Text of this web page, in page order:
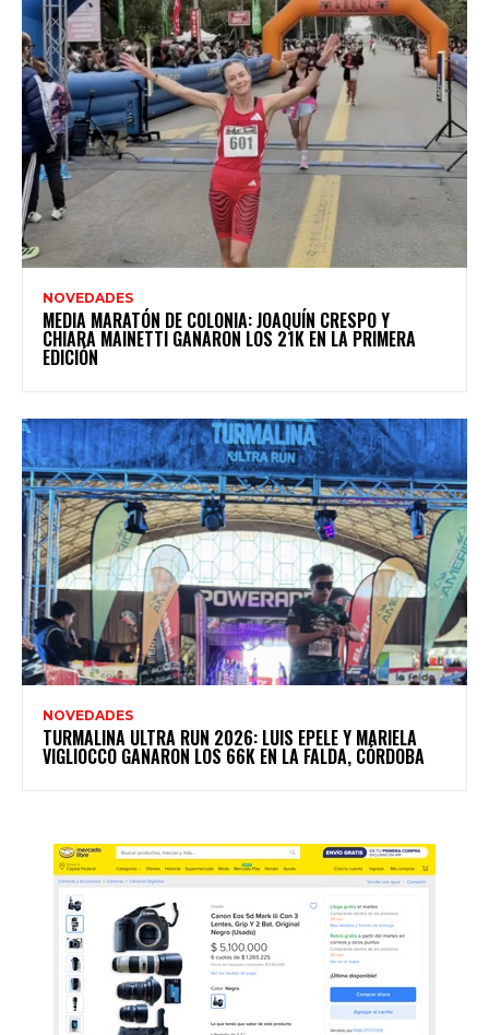
NOVEDADES
MEDIA MARATÓN DE COLONIA: JOAQUÍN CRESPO Y
CHIARA MAINETTI GANARON LOS 21K EN LA PRIMERA
EDICIÓN
NOVEDADES
TURMALINA ULTRA RUN 2026: LUIS EPELE Y MARIELA
VIGLIOCCO GANARON LOS 66K EN LA FALDA, CÓRDOBA